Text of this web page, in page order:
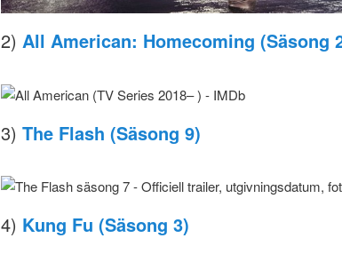
2) All American: Homecoming (Säsong
3) The Flash (Säsong 9)
4) Kung Fu (Säsong 3)